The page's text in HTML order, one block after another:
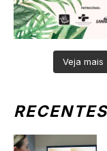
Veja mais
RECENTES